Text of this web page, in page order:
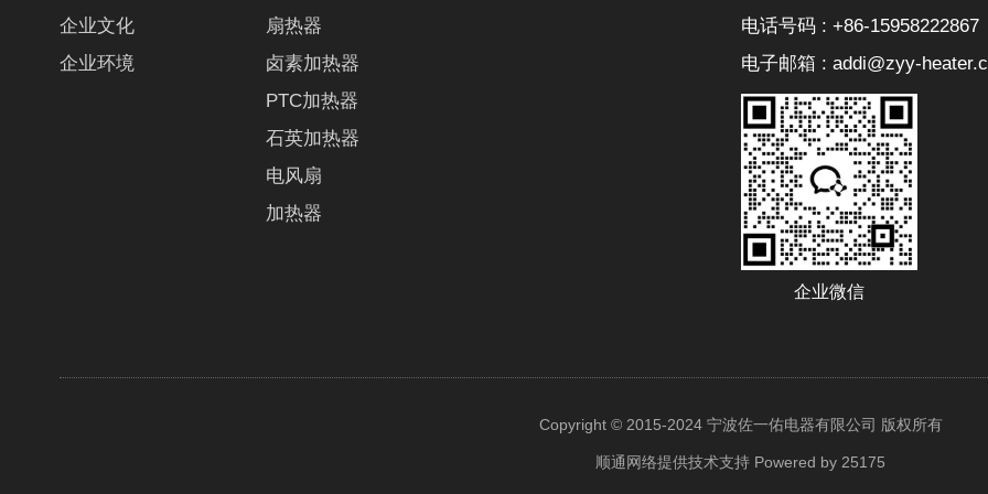
企业文化
企业环境
扇热器
卤素加热器
PTC加热器
石英加热器
电风扇
加热器
电话号码 : +86-15958222867
电子邮箱 : addi@zyy-
企业微信
Copyright © 2015-2024 宁波佐一佑电器有限公司 版权所有
顺通网络提供技术支持 Powered by 25175